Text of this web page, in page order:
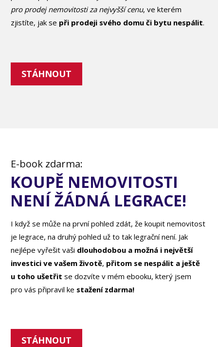
pro prodej nemovitosti za nejvyšší cenu, ve kterém
zjistíte, jak se při prodeji svého domu či bytu nespálit.
STÁHNOUT
E-book zdarma:
KOUPĚ NEMOVITOSTI
NENÍ ŽÁDNÁ LEGRACE!
I když se může na první pohled zdát, že koupit nemovitost
je legrace, na druhý pohled už to tak legrační není. Jak
nejlépe vyřešit vaši dlouhodobou a možná i největší
investici ve vašem životě, přitom se nespálit a ještě
u toho ušetřit se dozvíte v mém ebooku, který jsem
pro vás připravil ke stažení zdarma!
STÁHNOUT